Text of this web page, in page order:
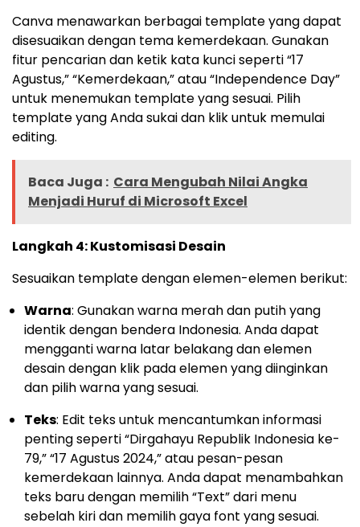
Canva menawarkan berbagai template yang dapat
disesuaikan dengan tema kemerdekaan. Gunakan
fitur pencarian dan ketik kata kunci seperti “17
Agustus,” “Kemerdekaan,” atau “Independence Day”
untuk menemukan template yang sesuai. Pilih
template yang Anda sukai dan klik untuk memulai
editing.
Baca Juga : Cara Mengubah Nilai Angka
Menjadi Huruf di Microsoft Excel
Langkah 4: Kustomisasi Desain
Sesuaikan template dengan elemen-elemen berikut:
Warna: Gunakan warna merah dan putih yang
identik dengan bendera Indonesia. Anda dapat
mengganti warna latar belakang dan elemen
desain dengan klik pada elemen yang diinginkan
dan pilih warna yang sesuai.
Teks: Edit teks untuk mencantumkan informasi
penting seperti “Dirgahayu Republik Indonesia ke-
79,” “17 Agustus 2024,” atau pesan-pesan
kemerdekaan lainnya. Anda dapat menambahkan
teks baru dengan memilih “Text” dari menu
sebelah kiri dan memilih gaya font yang sesuai.